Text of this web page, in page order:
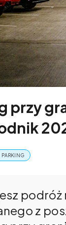
przy
PARKING
podróż
z